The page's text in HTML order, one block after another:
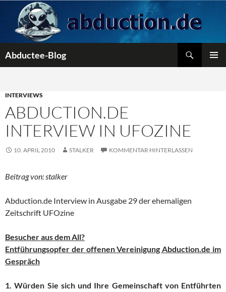
Inhalt
springen
Abductee-Blog
INTERVIEWS
ABDUCTION.DE
INTERVIEW IN UFOZINE
10. APRIL 2010 STALKER KOMMENTAR HINTERLASSEN
Beitrag von: stalker
Abduction.de Interview in Ausgabe 29 der ehemaligen
Zeitschrift UFOzine
Besucher aus dem All?
Entführungsopfer der offenen Vereinigung Abduction.de im
Gespräch
1. Würden Sie sich und Ihre Gemeinschaft von Entführten